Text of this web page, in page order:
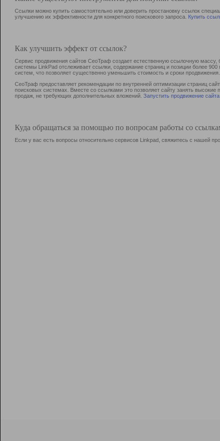
Ссылки можно купить самостоятельно или доверить простановку ссылок
улучшению их эффективности для конкретного поискового запроса. Купить
Как улучшить эффект от ссылок?
Сервис продвижения сайтов СеоТраф создает естественную ссылочную
системы LinkPad отслеживает ссылки, содержание страниц и позиции более
систем, что позволяет существенно уменьшить стоимость и сроки продвижения.
СеоТраф предоставляет рекомендации по внутренней оптимизации страниц
поисковых системах. Вместе со ссылками это позволяет сайту занять
продаж, не требующих дополнительных вложений. Запустить продвижение сайта
Куда обращаться за помощью по вопросам работы со
Если у вас есть вопросы относительно сервисов Linkpad, свяжитесь с нашей